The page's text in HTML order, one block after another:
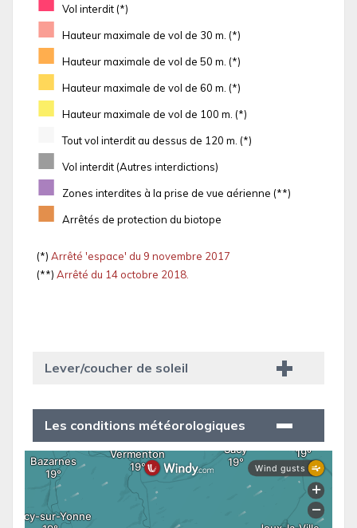
Vol interdit (*)
■ Hauteur maximale de vol de 30 m. (*)
■ Hauteur maximale de vol de 50 m. (*)
■ Hauteur maximale de vol de 60 m. (*)
■ Hauteur maximale de vol de 100 m. (*)
Tout vol interdit au dessus de 120 m. (*)
■ Vol interdit (Autres interdictions)
■ Zones interdites à la prise de vue aérienne (**)
■ Arrêtés de protection du biotope
(*) Arrêté 'espace' du 9 novembre 2017
(**) Arrêté du 14 octobre 2018.
Lever/coucher de soleil
Les conditions météorologiques